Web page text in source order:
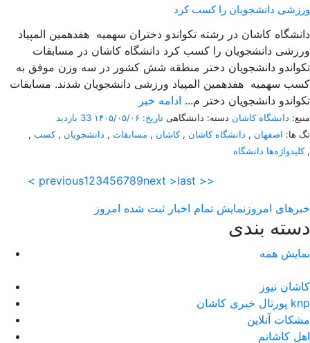
ورزشی دانشجویان را کسب کرد
دانشگاه کاشان در رشته تکواندو دختران سهمیه هفدهمین المپیاد
ورزشی دانشجویان را کسب کرد دانشگاه کاشان در مسابقات
تکواندو دانشجویان دختر منطقه شش کشور در سه وزن موفق به
کسب سهمیه هفدهمین المپیاد ورزشی دانشجویان شدند. مسابقات
تکواندو دانشجویان دختر م... ادامه خبر
منبع: دانشگاه کاشان دسته: دانشگاهی تاریخ: ۱۴۰۵/۰۵/۰۶
33 بازدید
تگ ها: اصفهان , دانشگاه کاشان ,کاشان , مسابقات , دانشجویان ,کسب ,
کلیدواژه‌ها دانشگاه,
< previous123456789next >last >>
خبرهای امروز نمایش تمام اخبار ثبت شده امروز
دسته بندی
نمایش همه
کاشان نیوز
پورتال خبری كاشان knp
مشکات آنلاین
اهل کاشانم